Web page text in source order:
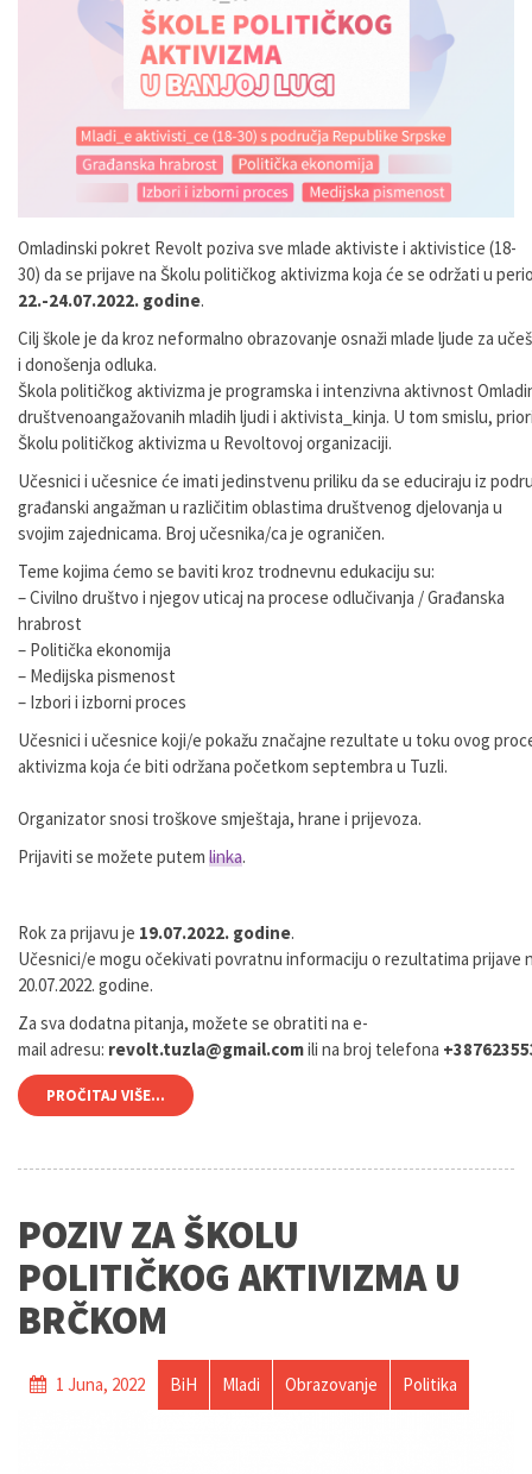
Omladinski pokret Revolt poziva sve mlade aktiviste i aktivistice (18-
30) da se prijave na Školu političkog aktivizma koja će se održati u
22.-24.07.2022. godine.
Cilj škole je da kroz neformalno obrazovanje osnaži mlade ljude za
i donošenja odluka.
Škola političkog aktivizma je programska i intenzivna aktivnost
društvenoangažovanih mladih ljudi i aktivista_kinja. U tom smislu,
Školu političkog aktivizma u Revoltovoj organizaciji.
Učesnici i učesnice će imati jedinstvenu priliku da se educiraju iz
građanski angažman u različitim oblastima društvenog djelovanja u
svojim zajednicama. Broj učesnika/ca je ograničen.
Teme kojima ćemo se baviti kroz trodnevnu edukaciju su:
–Civilno društvo i njegov uticaj na procese odlučivanja / Građanska
hrabrost
– Politička ekonomija
– Medijska pismenost
– Izbori i izborni proces
Učesnici i učesnice koji/e pokažu značajne rezultate u toku ovog
aktivizma koja će biti održana početkom septembra u Tuzli.
Organizator snosi troškove smještaja, hrane i prijevoza.
Prijaviti se možete putem linka.
Rok za prijavu je 19.07.2022. godine.
Učesnici/e mogu očekivati povratnu informaciju o rezultatima prijave
20.07.2022. godine.
Za sva dodatna pitanja, možete se obratiti na e-
mailadresu: revolt.tuzla@gmail.comili na broj telefona
PROČITAJ VIŠE...
POZIV ZA ŠKOLU
POLITIČKOG AKTIVIZMA U
BRČKOM
1 Juna, 2022 BiH Mladi Obrazovanje Politika